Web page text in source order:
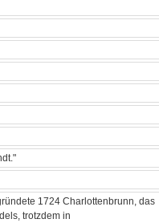
1724 Charlottenbrunn, das
trotzdem in